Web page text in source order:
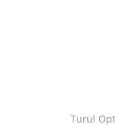
Turul